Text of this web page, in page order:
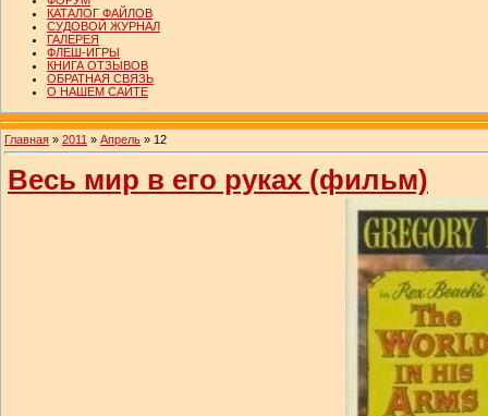
КАТАЛОГ ФАЙЛОВ
СУДОВОЙ ЖУРНАЛ
ГАЛЕРЕЯ
ФЛЕШ-ИГРЫ
КНИГА ОТЗЫВОВ
ОБРАТНАЯ СВЯЗЬ
О НАШЕМ САЙТЕ
Главная » 2011 » Апрель » 12
Весь мир в его руках (фильм)